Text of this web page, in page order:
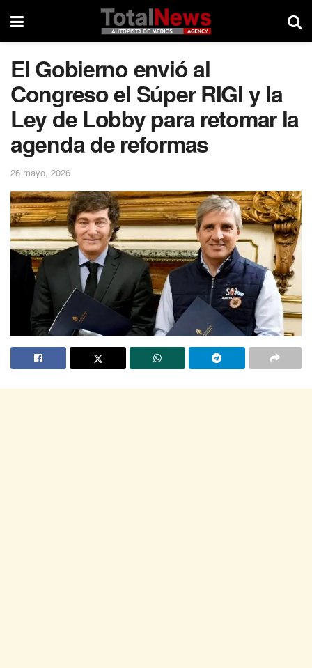
El Gobierno envió al
Congreso el Súper RIGI y la
Ley de Lobby para retomar la
agenda de reformas
26 mayo, 2026